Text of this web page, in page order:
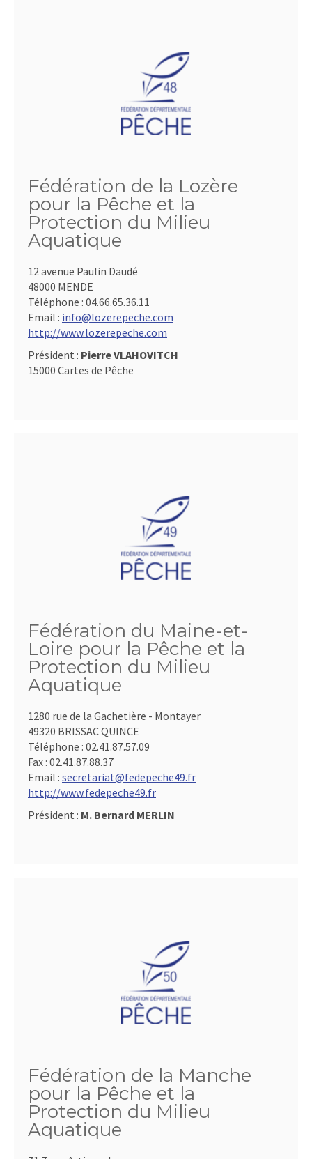
Fédération de la Lozère
pour la Pêche et la
Protection du Milieu
Aquatique
12 avenue Paulin Daudé
48000 MENDE
Téléphone : 04.66.65.36.11
Email : info@lozerepeche.com
http://www.lozerepeche.com
Président : Pierre VLAHOVITCH
15000 Cartes de Pêche
Fédération du Maine-et-
Loire pour la Pêche et la
Protection du Milieu
Aquatique
1280 rue de la Gachetière - Montayer
49320 BRISSAC QUINCE
Téléphone : 02.41.87.57.09
Fax : 02.41.87.88.37
Email : secretariat@fedepeche49.fr
http://www.fedepeche49.fr
Président : M. Bernard MERLIN
Fédération de la Manche
pour la Pêche et la
Protection du Milieu
Aquatique